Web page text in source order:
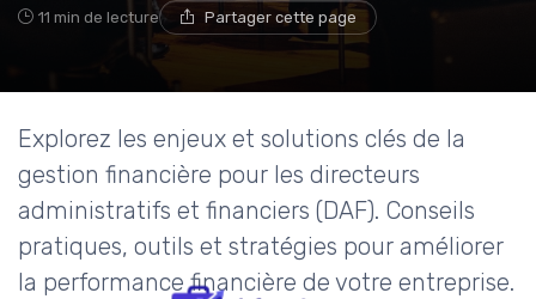
11 min de lecture Partager cette page
Explorez les enjeux et solutions clés de la
gestion financière pour les directeurs
administratifs et financiers (DAF). Conseils
pratiques, outils et stratégies pour améliorer
la performance financière de votre entreprise.